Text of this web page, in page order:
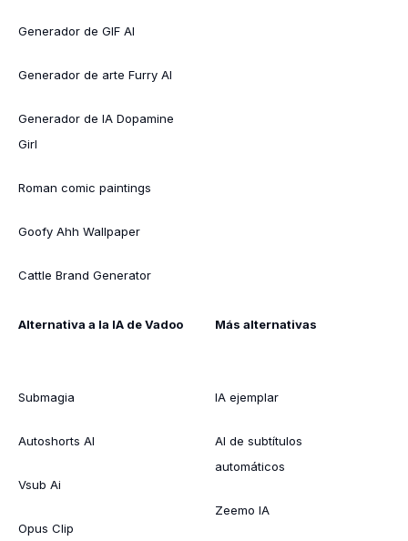
Generador de GIF AI
Generador de arte Furry AI
Generador de IA Dopamine
Girl
Roman comic paintings
Goofy Ahh Wallpaper
Cattle Brand Generator
Alternativa a la IA de Vadoo
Submagia
Autoshorts AI
Vsub Ai
Opus Clip
Más alternativas
IA ejemplar
AI de subtítulos
automáticos
Zeemo IA